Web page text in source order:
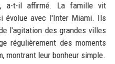
a-t-il affirmé. La famille vit
évolue avec l'Inter Miami. Ils
l'agitation des grandes villes
régulièrement des moments
montrant leur bonheur simple.